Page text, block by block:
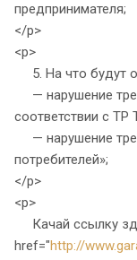
предпринимателя;
</p>
<p>
5. На что будут
— нарушение
соответствии с
— нарушение
потребителей»;
</p>
<p>
Качай ссылку
href="http://